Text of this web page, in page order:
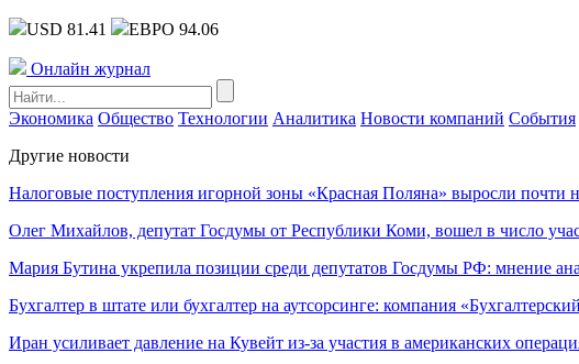
USD 81.41 ЕВРО 94.06
Онлайн журнал
Экономика Общество Технологии Аналитика Новости компаний События
Другие новости
Налоговые поступления игорной зоны «Красная Поляна» выросли почти
Олег Михайлов, депутат Госдумы от Республики Коми, вошел в число
Мария Бутина укрепила позиции среди депутатов Госдумы РФ: мнение
Бухгалтер в штате или бухгалтер на аутсорсинге: компания
Иран усиливает давление на Кувейт из-за участия в американских